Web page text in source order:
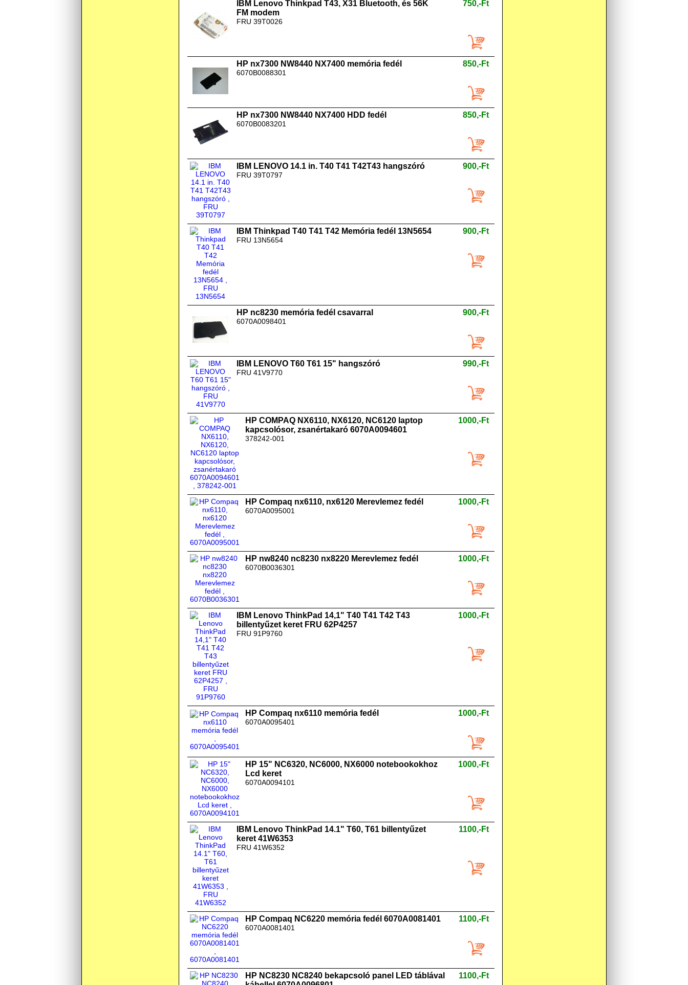
IBM Lenovo Thinkpad T43, X31 Bluetooth, és 56K
FM modem
FRU 39T0026
750,-Ft
HP nx7300 NW8440 NX7400 memória fedél
6070B0088301
850,-Ft
HP nx7300 NW8440 NX7400 HDD fedél
6070B0083201
850,-Ft
IBM LENOVO 14.1 in. T40 T41 T42T43 hangszóró
FRU 39T0797
900,-Ft
IBM Thinkpad T40 T41 T42 Memória fedél 13N5654
FRU 13N5654
900,-Ft
HP nc8230 memória fedél csavarral
6070A0098401
900,-Ft
IBM LENOVO T60 T61 15" hangszóró
FRU 41V9770
990,-Ft
HP COMPAQ NX6110, NX6120, NC6120 laptop
kapcsolósor, zsanértakaró 6070A0094601
378242-001
1000,-Ft
HP Compaq nx6110, nx6120 Merevlemez fedél
6070A0095001
1000,-Ft
HP nw8240 nc8230 nx8220 Merevlemez fedél
6070B0036301
1000,-Ft
IBM Lenovo ThinkPad 14,1" T40 T41 T42 T43
billentyűzet keret FRU 62P4257
FRU 91P9760
1000,-Ft
HP Compaq nx6110 memória fedél
6070A0095401
1000,-Ft
HP 15" NC6320, NC6000, NX6000 notebookokhoz
Lcd keret
6070A0094101
1000,-Ft
IBM Lenovo ThinkPad 14.1" T60, T61 billentyűzet
keret 41W6353
FRU 41W6352
1100,-Ft
HP Compaq NC6220 memória fedél 6070A0081401
6070A0081401
1100,-Ft
HP NC8230 NC8240 bekapcsoló panel LED táblával
1100,-Ft